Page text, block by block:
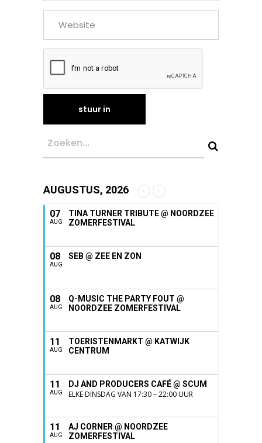
AUGUSTUS, 2026
07
AUG
TINA TURNER TRIBUTE @ NOORDZEE
ZOMERFESTIVAL
08
AUG
SEB @ ZEE EN ZON
08
AUG
Q-MUSIC THE PARTY FOUT @
NOORDZEE ZOMERFESTIVAL
11
AUG
TOERISTENMARKT @ KATWIJK
CENTRUM
11
AUG
DJ AND PRODUCERS CAFÉ @ SCUM
ELKE DINSDAG VAN 17:30 – 22:00 UUR
11
AUG
AJ CORNER @ NOORDZEE
ZOMERFESTIVAL